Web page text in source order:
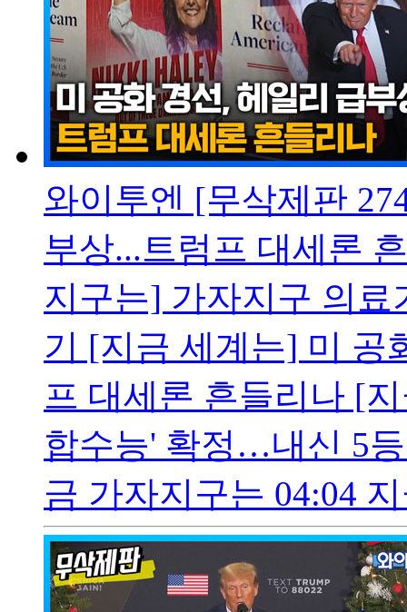
와이투엔 [무삭제판
부상...트럼프 대세론
지구는] 가자지구 의
기 [지금 세계는] 미
프 대세론 흔들리나 [
합수능' 확정…내신 5
금 가자지구는 04:04